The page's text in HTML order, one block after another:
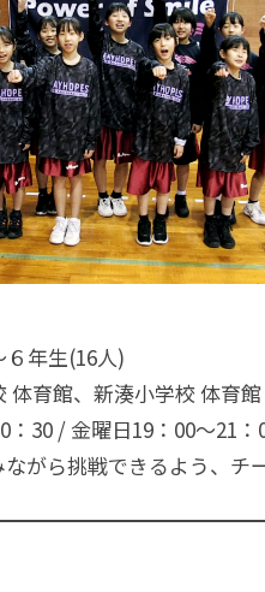
年生(16人)
体育館、新湊小学校 体育館
：30 / 金曜日19：00～21
がら挑戦できるよう、チ